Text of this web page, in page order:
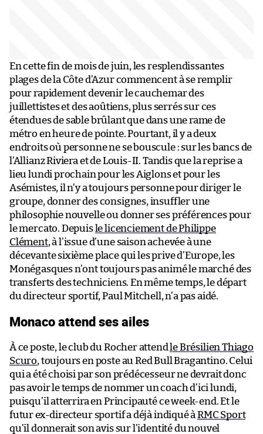
En cette fin de mois de juin, les resplendissantes
plages de la Côte d’Azur commencent à se remplir
pour rapidement devenir le cauchemar des
juillettistes et des aoûtiens, plus serrés sur ces
étendues de sable brûlant que dans une rame de
métro en heure de pointe. Pourtant, il y a deux
endroits où personne ne se bouscule : sur les bancs de
l’Allianz Riviera et de Louis-II. Tandis que la reprise a
lieu lundi prochain pour les Aiglons et pour les
Asémistes, il n’y a toujours personne pour diriger le
groupe, donner des consignes, insuffler une
philosophie nouvelle ou donner ses préférences pour
le mercato. Depuis le licenciement de Philippe
Clément, à l’issue d’une saison achevée à une
décevante sixième place qui les prive d’Europe, les
Monégasques n’ont toujours pas animé le marché des
transferts des techniciens. En même temps, le départ
du directeur sportif, Paul Mitchell, n’a pas aidé.
Monaco attend ses ailes
À ce poste, le club du Rocher attend le Brésilien Thiago
Scuro, toujours en poste au Red Bull Bragantino. Celui
qui a été choisi par son prédécesseur ne devrait donc
pas avoir le temps de nommer un coach d’ici lundi,
puisqu’il atterrira en Principauté ce week-end. Et le
futur ex-directeur sportif a déjà indiqué àRMC Sport
qu’il donnerait son avis sur l’identité du nouvel